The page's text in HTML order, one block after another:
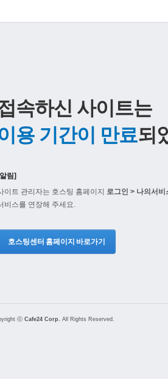
속하신 사이트는
용 기간이 만료되
림]
이트 관리자는 호스팅 홈페이지 로그인 > 나의서
비스를 연장해 주세요.
호스팅센터 홈페이지 바로가기
ⓒ Cafe24 Corp. All Rights Reserved.